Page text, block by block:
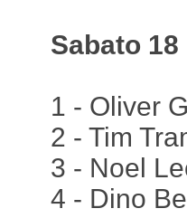
Sabato
1 - Oliver
2 - Tim
3 - Noel
4 - Dino